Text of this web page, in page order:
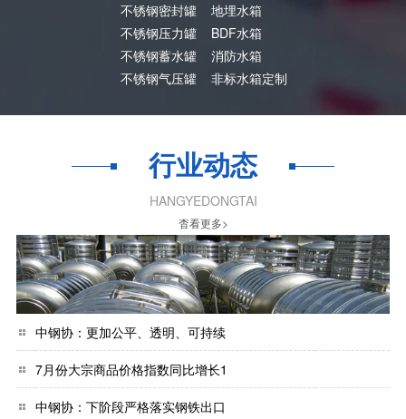
不锈钢密封罐
不锈钢压力罐
不锈钢蓄水罐
不锈钢气压罐
地埋水箱
BDF水箱
消防水箱
非标水箱定制
行业动态
HANGYEDONGTAI
杳看更多>
中钢协：更加公平、透明、可持续
7月份大宗商品价格指数同比增长1
中钢协：下阶段严格落实钢铁出口